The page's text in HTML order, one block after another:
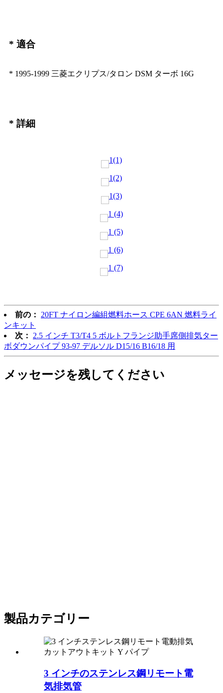
* 適合
* 1995-1999 三菱エクリプス/タロン DSM ターボ 16G
* 詳細
前の：
20FT ナイロン編組燃料ホース CPE 6AN 燃料ライ
ンキット
次：
2.5 インチ T3/T4 5 ボルトフランジ助手席側排気ター
ボダウンパイプ 93-97 デルソル D15/16 B16/18 用
メッセージを残してください
製品カテゴリー
3 インチのステンレス鋼リモート電
気排気管